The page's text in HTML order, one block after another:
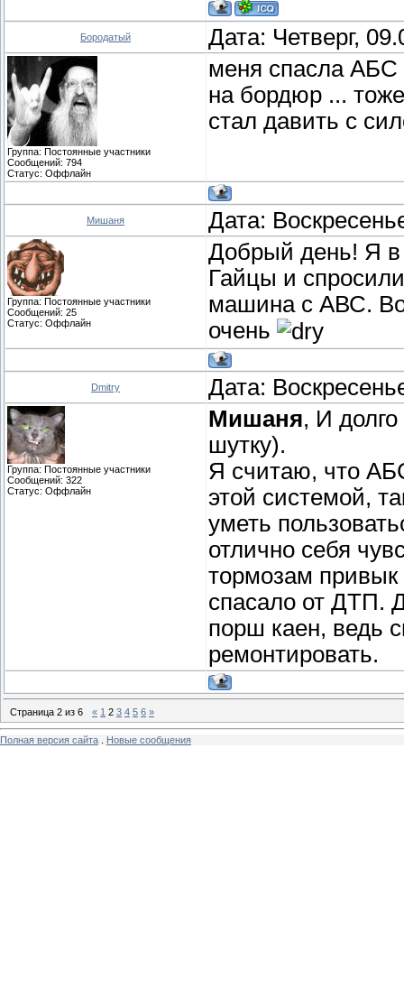
Бородатый Дата: Четверг,
Группа: Постоянные участники
Сообщений: 794
Статус: Оффлайн
меня спасла АБС
на бордюр ...
стал давить с
Мишаня Дата:
Группа: Постоянные участники
Сообщений: 25
Статус: Оффлайн
Добрый день! Я в
Гайцы и
машина с АВС.
очень
Dmitry Дата:
Группа: Постоянные участники
Сообщений: 322
Статус: Оффлайн
Мишаня, И
шутку).
Я считаю, что
этой системой,
уметь
отлично себя
тормозам привык
спасало от ДТП.
порш каен, ведь
ремонтировать.
Страница 2 из 6 « 1 2 3 4 5 6 »
Полная версия сайта Новые сообщения